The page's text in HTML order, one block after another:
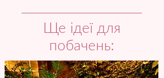
Ще ідеї для
побачень: